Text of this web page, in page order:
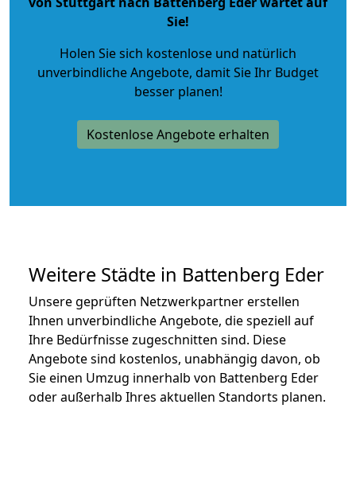
Sie!
Holen Sie sich kostenlose und natürlich
unverbindliche Angebote, damit Sie Ihr Budget
besser planen!
Kostenlose Angebote erhalten
Weitere Städte in Battenberg Eder
Unsere geprüften Netzwerkpartner erstellen
Ihnen unverbindliche Angebote, die speziell auf
Ihre Bedürfnisse zugeschnitten sind. Diese
Angebote sind kostenlos, unabhängig davon, ob
Sie einen Umzug innerhalb von Battenberg Eder
oder außerhalb Ihres aktuellen Standorts planen.